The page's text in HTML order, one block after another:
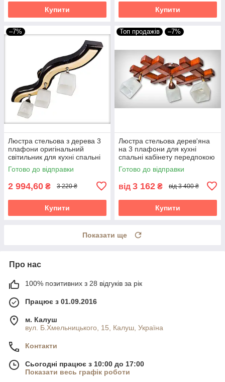
Купити Купити
–7%
Люстра стельова з дерева 3
плафони оригінальний
світильник для кухні спальні
коридору кабінету
передпокою Весна/3 венге
Готово до відправки
2 994,60 ₴ 3 220 ₴
Купити
Топ продажів –7%
Люстра стельова дерев'яна
на 3 плафони для кухні
спальні кабінету передпокою
Квадро Х/3 коричневе
Готово до відправки
від 3 162 ₴ від 3 400 ₴
Купити
Показати ще
Про нас
100% позитивних з 28 відгуків за рік
Працює з 01.09.2016
м. Калуш
вул. Б.Хмельницького, 15, Калуш, Україна
Контакти
Сьогодні працює з 10:00 до 17:00
Показати весь графік роботи